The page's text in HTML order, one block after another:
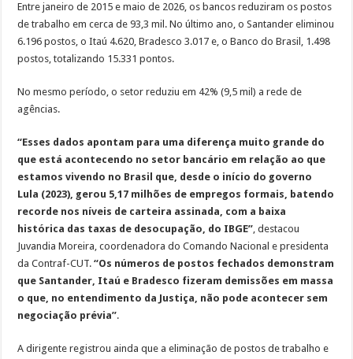
Entre janeiro de 2015 e maio de 2026, os bancos reduziram os postos
de trabalho em cerca de 93,3 mil. No último ano, o Santander eliminou
6.196 postos, o Itaú 4.620, Bradesco 3.017 e, o Banco do Brasil, 1.498
postos, totalizando 15.331 pontos.
No mesmo período, o setor reduziu em 42% (9,5 mil) a rede de
agências.
“Esses dados apontam para uma diferença muito grande do
que está acontecendo no setor bancário em relação ao que
estamos vivendo no Brasil que, desde o início do governo
Lula (2023), gerou 5,17 milhões de empregos formais, batendo
recorde nos níveis de carteira assinada, com a baixa
histórica das taxas de desocupação, do IBGE”, destacou
Juvandia Moreira, coordenadora do Comando Nacional e presidenta
da Contraf-CUT.“Os números de postos fechados demonstram
que Santander, Itaú e Bradesco fizeram demissões em massa
o que, no entendimento da Justiça, não pode acontecer sem
negociação prévia”.
A dirigente registrou ainda que a eliminação de postos de trabalho e